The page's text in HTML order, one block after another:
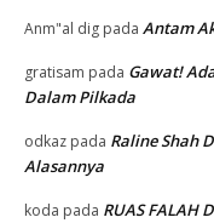
Anm"al dig pada Antam
gratisam pada Gawat!
Dalam Pilkada
odkaz pada Raline Shah
Alasannya
koda pada RUAS FALAH